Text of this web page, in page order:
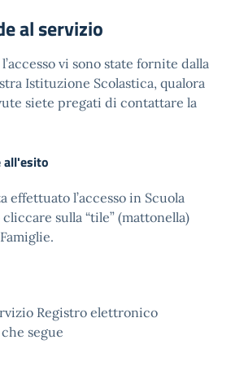
al servizio
vi sono state fornite dalla
Istituzione Scolastica, qualora
siete pregati di contattare la
all'esito
effettuato l’accesso in Scuola
sulla “tile” (mattonella)
Registro elettronico
che segue